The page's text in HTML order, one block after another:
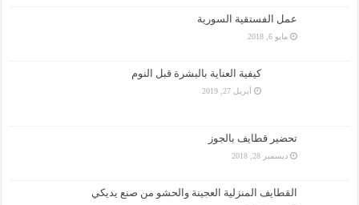
عمل الفستقية السورية
مايو 6, 2018
كيفية العناية بالبشرة قبل النوم
أبريل 27, 2019
تحضير قطايف بالجوز
ديسمبر 28, 2018
القطايف المنزلية العجينة والحشو من صنع يديكي